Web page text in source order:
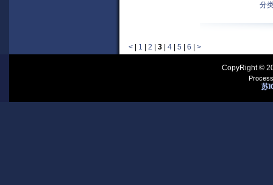
分
< 1 2 3 4 5 6 >
CopyRight ©
苏